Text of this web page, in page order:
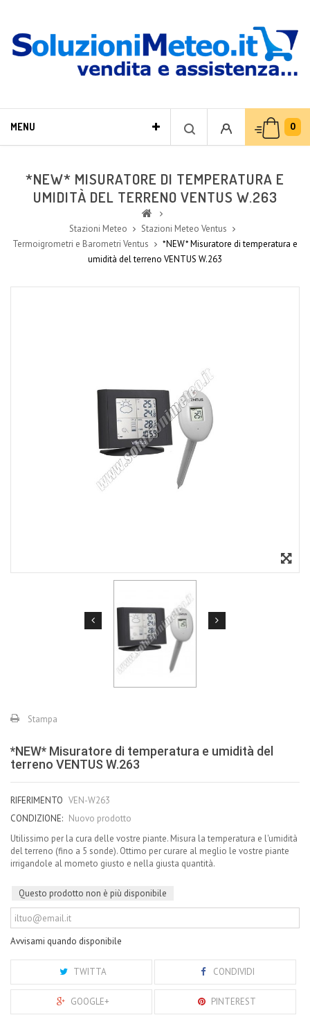
0
MENU
*NEW* MISURATORE DI TEMPERATURA E
UMIDITÀ DEL TERRENO VENTUS W.263
Stazioni Meteo
Stazioni Meteo Ventus
Termoigrometri e Barometri Ventus
*NEW* Misuratore di temperatura e
umidità del terreno VENTUS W.263
Stampa
*NEW* Misuratore di temperatura e umidità del
terreno VENTUS W.263
RIFERIMENTO VEN-W263
CONDIZIONE: Nuovo prodotto
Utilissimo per la cura delle vostre piante. Misura la temperatura e l'umidità
del terreno (fino a 5 sonde). Ottimo per curare al meglio le vostre piante
irrigandole al mometo giusto e nella giusta quantità.
Questo prodotto non è più disponibile
Avvisami quando disponibile
TWITTA CONDIVIDI
GOOGLE+ PINTEREST